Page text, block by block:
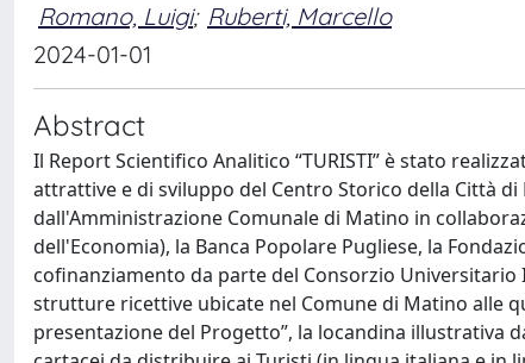
Romano, Luigi; Ruberti, Marcello
2024-01-01
Abstract
Il Report Scientifico Analitico “TURISTI” è stato
attrattive e di sviluppo del Centro Storico della Città
dall'Amministrazione Comunale di Matino in
dell'Economia), la Banca Popolare Pugliese, la
cofinanziamento da parte del Consorzio Universitario
strutture ricettive ubicate nel Comune di Matino alle
presentazione del Progetto”, la locandina illustrativa